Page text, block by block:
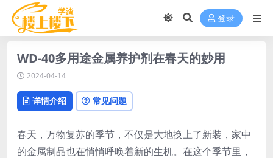
登录
WD-40多用途金属养护剂在春天的妙用
2024-04-14
详情介绍 常见问题
春天，万物复苏的季节，不仅是大地换上了新装，家中
的金属制品也在悄悄呼唤着新的生机。在这个季节里，